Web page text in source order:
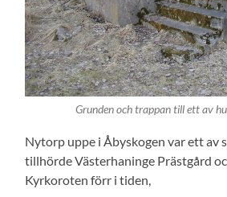
Grunden och trappan till ett av
Nytorp uppe i Åbyskogen var ett av
tillhörde Västerhaninge Prästgård
Kyrkoroten förr i tiden,